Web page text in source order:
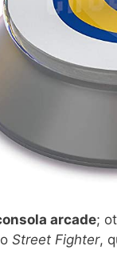
arcade;
Street Fighter,